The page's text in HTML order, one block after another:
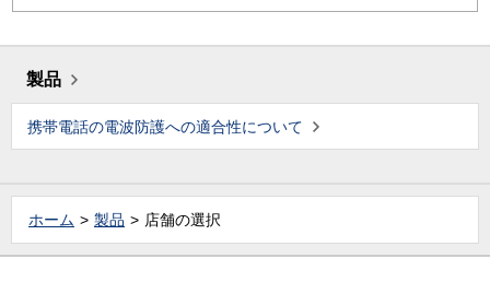
製品
携帯電話の電波防護への適合性について
ホーム 製品 店舗の選択